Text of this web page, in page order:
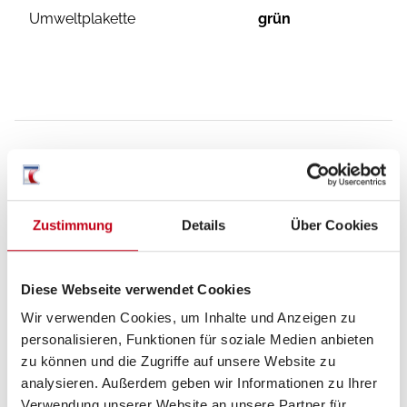
Zustimmung Details Über Cookies
Diese Webseite verwendet Cookies
Wir verwenden Cookies, um Inhalte und Anzeigen zu
personalisieren, Funktionen für soziale Medien anbieten
zu können und die Zugriffe auf unsere Website zu
analysieren. Außerdem geben wir Informationen zu Ihrer
Umweltplakette grün
Ausstattung
Fahrgestell
Zentralverriegelung
Tempomat